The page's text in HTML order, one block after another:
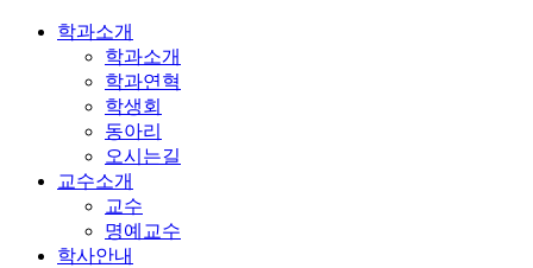
학과소개
학과소개
학과연혁
학생회
동아리
오시는길
교수소개
교수
명예교수
학사안내